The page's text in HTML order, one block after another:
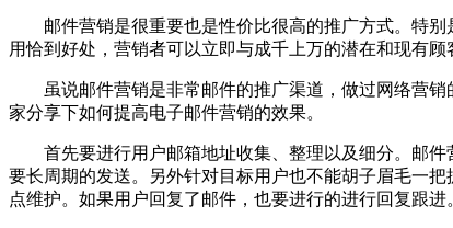
邮件营销是很重要也是性价比很高的推广方式。特别
用恰到好处，营销者可以立即与成千上万的潜在和现有
虽说邮件营销是非常邮件的推广渠道，做过网络营销
家分享下如何提高电子邮件营销的效果。
首先要进行用户邮箱地址收集、整理以及细分。邮件
要长周期的发送。另外针对目标用户也不能胡子眉毛一
点维护。如果用户回复了邮件，也要进行的进行回复跟